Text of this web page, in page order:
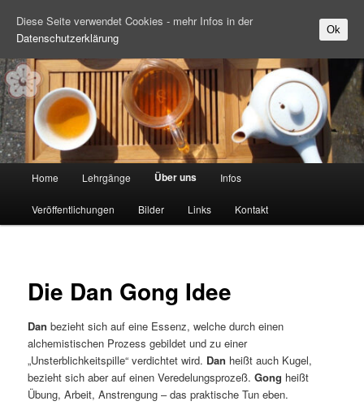
Zum Inhalt wechseln
Home Lehrgänge Über uns Infos
Veröffentlichungen Bilder Links Kontakt
Die Dan Gong Idee
Dan bezieht sich auf eine Essenz, welche durch einen
alchemistischen Prozess gebildet und zu einer
„Unsterblichkeitspille“ verdichtet wird. Dan heißt auch Kugel,
bezieht sich aber auf einen Veredelungsprozeß.Gong heißt
Übung, Arbeit, Anstrengung – das praktische Tun eben.
Diese Seite verwendet Cookies - mehr Infos in der
Datenschutzerklärung
Ok